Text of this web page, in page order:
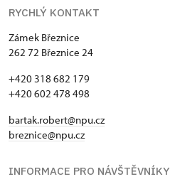
RYCHLÝ KONTAKT
Zámek Březnice
262 72 Březnice 24
+420 318 682 179
+420 602 478 498
bartak.robert@npu.cz
breznice@npu.cz
INFORMACE PRO NÁVŠTĚVNÍKY